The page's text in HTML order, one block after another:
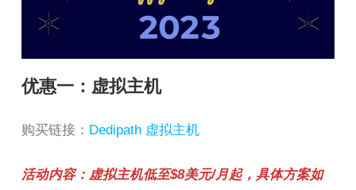
优惠一：虚拟主机
购买链接： Dedipath 虚拟主机
活动内容：虚拟主机低至$8美元/月起，具体方案如